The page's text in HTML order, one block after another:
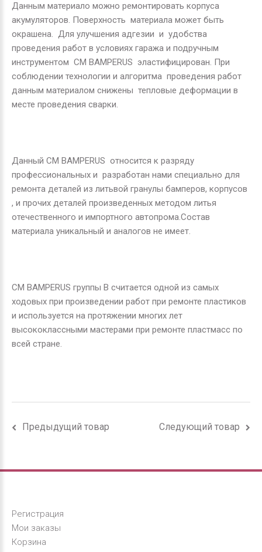
Данным материало можно ремонтировать корпуса
акумуляторов. Поверхность материала может быть
окрашена. Для улучшения адгезии и удобства
проведения работ в условиях гаража и подручным
инструментом СМ BAMPERUS эластифицирован. При
соблюдении технологии и алгоритма проведения работ
данным материалом снижены тепловые деформации в
месте проведения сварки.
Данный СМ BAMPERUS относится к разряду
профессиональных и разработан нами специально для
ремонта деталей из литьвой гранулы бамперов, корпусов
, и прочих деталей произведенных методом литья
отечественного и импортного автопрома.Состав
материала уникальный и аналогов не имеет.
СМ BAMPERUS группы В считается одной из самых
ходовых при произведении работ при ремонте пластиков
и используется на протяжении многих лет
высококлассными мастерами при ремонте пластмасс по
всей стране.
Предыдущий товар Следующий товар
Регистрация
Мои заказы
Корзина